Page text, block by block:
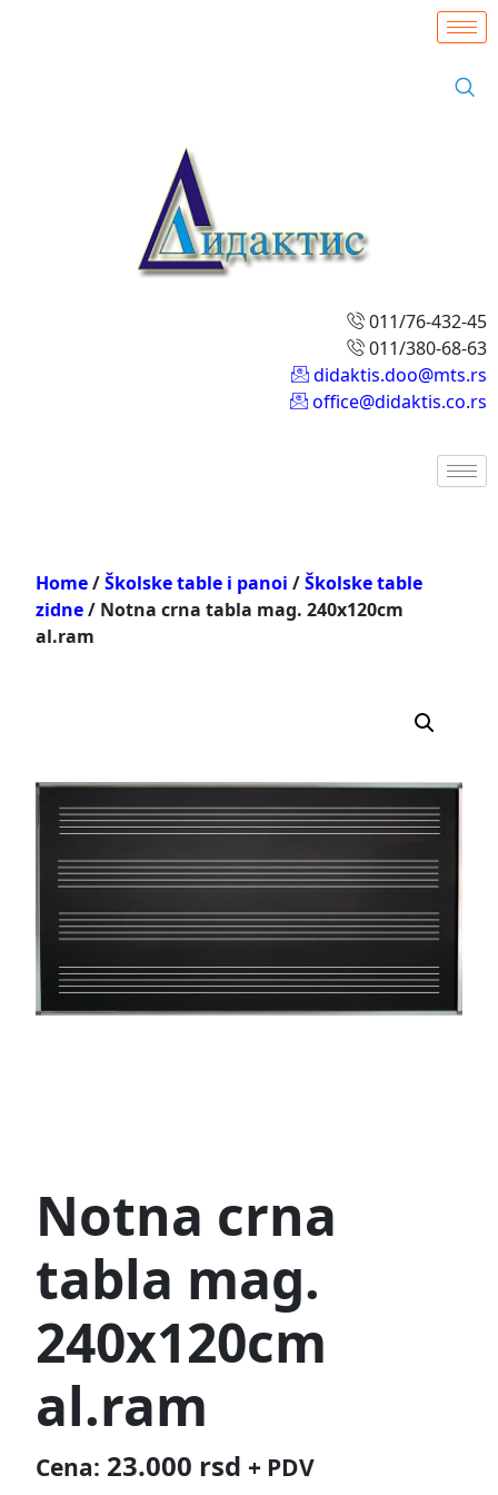
011/76-432-45
011/380-68-63
didaktis.doo@mts.rs
office@didaktis.co.rs
Home/Školske table i panoi /Školske table
zidne/ Notna crna tabla mag. 240x120cm
al.ram
Notna crna
tabla mag.
240x120cm
al.ram
Cena: 23.000 rsd + PDV